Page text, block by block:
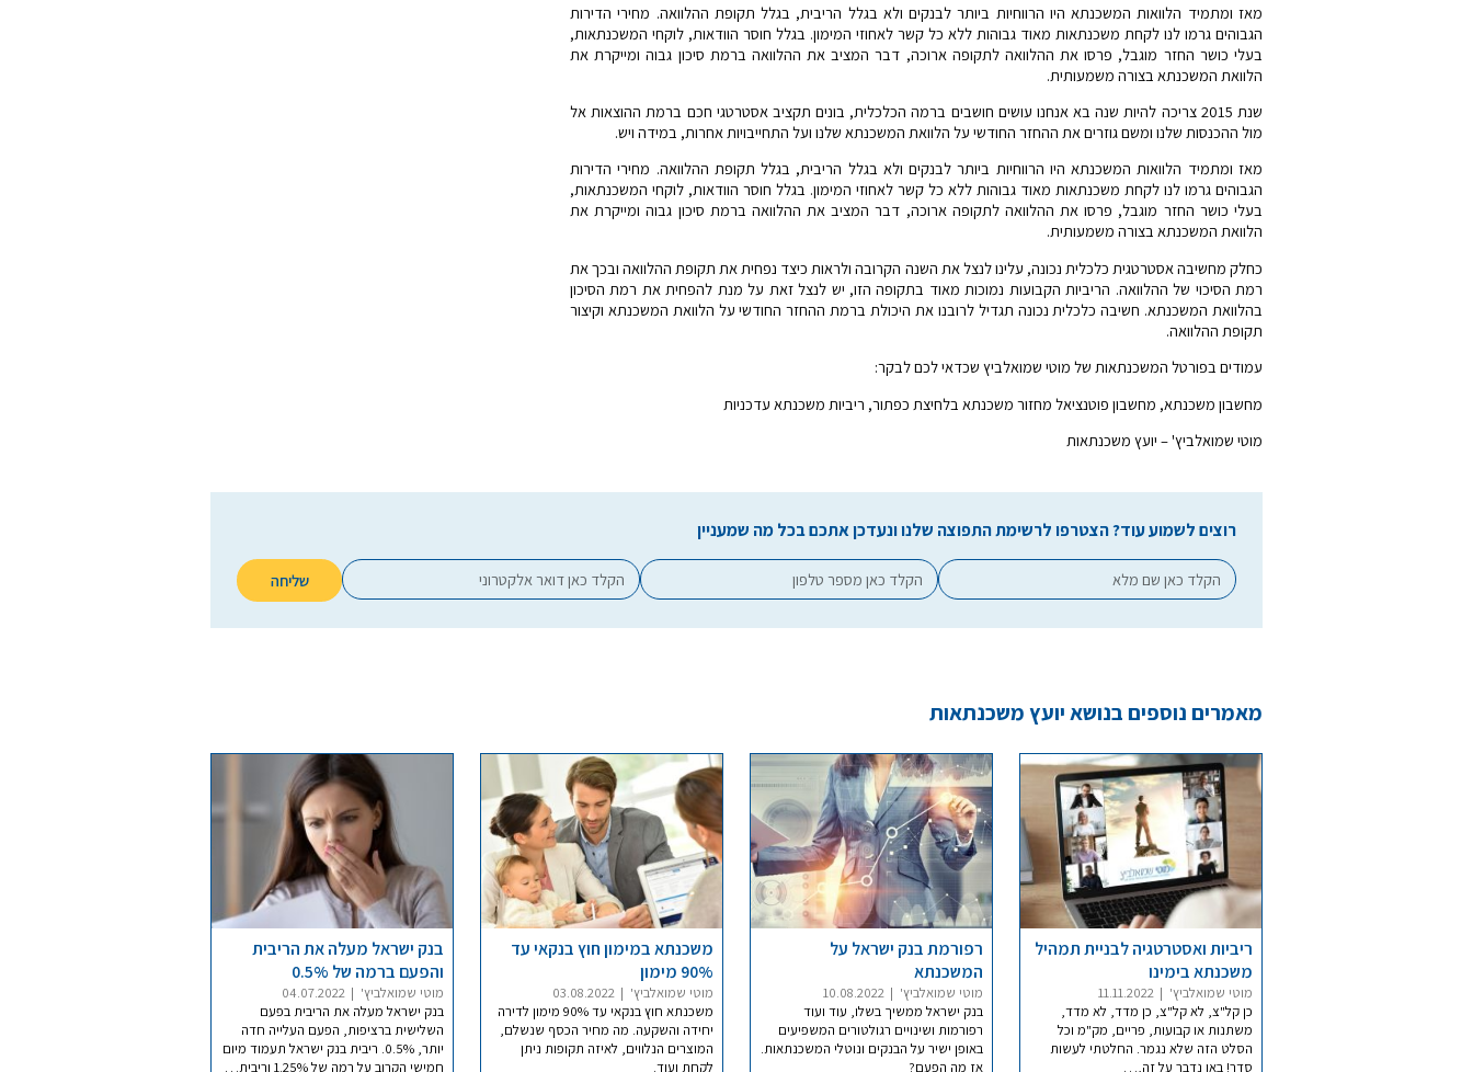
מאז ומתמיד הלוואות המשכנתא היו הרווחיות ביותר לבנקים ולא בגלל הריבית, בגלל תקופת ההלוואה. מחירי הדירות
הגבוהים גרמו לנו לקחת משכנתאות מאוד גבוהות ללא כל קשר לאחוזי המימון. בגלל חוסר הוודאות, לוקחי המשכנתאות,
בעלי כושר החזר מוגבל, פרסו את ההלוואה לתקופה ארוכה, דבר המציב את ההלוואה ברמת סיכון גבוה ומייקרת את
הלוואת המשכנתא בצורה משמעותית.
שנת 2015 צריכה להיות שנה בא אנחנו עושים חושבים ברמה הכלכלית, בונים תקציב אסטרטגי חכם ברמת ההוצאות אל
מול ההכנסות שלנו ומשם גוזרים את ההחזר החודשי על הלוואת המשכנתא שלנו ועל התחייבויות אחרות, במידה ויש.
מאז ומתמיד הלוואות המשכנתא היו הרווחיות ביותר לבנקים ולא בגלל הריבית, בגלל תקופת ההלוואה. מחירי הדירות
הגבוהים גרמו לנו לקחת משכנתאות מאוד גבוהות ללא כל קשר לאחוזי המימון. בגלל חוסר הוודאות, לוקחי המשכנתאות,
בעלי כושר החזר מוגבל, פרסו את ההלוואה לתקופה ארוכה, דבר המציב את ההלוואה ברמת סיכון גבוה ומייקרת את
הלוואת המשכנתא בצורה משמעותית.
כחלק מחשיבה אסטרטגית כלכלית נכונה, עלינו לנצל את השנה הקרובה ולראות כיצד נפחית את תקופת ההלוואה ובכך את
רמת הסיכוי של ההלוואה. הריביות הקבועות נמוכות מאוד בתקופה הזו, יש לנצל זאת על מנת להפחית את רמת הסיכון
בהלוואת המשכנתא. חשיבה כלכלית נכונה תגדיל לרובנו את היכולת ברמת ההחזר החודשי על הלוואת המשכנתא וקיצור
תקופת ההלוואה.
עמודים בפורטל המשכנתאות של מוטי שמואלביץ שכדאי לכם לבקר:
מחשבון משכנתא, מחשבון פוטנציאל מחזור משכנתא בלחיצת כפתור, ריביות משכנתא עדכניות
מוטי שמואלביץ' – יועץ משכנתאות
רוצים לשמוע עוד? הצטרפו לרשימת התפוצה שלנו ונעדכן אתכם בכל מה שמעניין
מאמרים נוספים בנושא יועץ משכנתאות
ריביות ואסטרטגיה לבניית תמהיל
משכנתא בימינו
מוטי שמואלביץ' |
11.11.2022
כן קל"צ, לא קל"צ, כן מדד, לא מדד,
משתנות או קבועות, פריים, מק"מ וכל
הסלט הזה שלא נגמר. החלטתי לעשות
סדר! באו נדבר על זה,…
רפורמת בנק ישראל על
המשכנתא
מוטי שמואלביץ' |
10.08.2022
בנק ישראל ממשיך בשלו, עוד ועוד
רפורמות ושינויים רגולטורים המשפיעים
באופן ישיר על הבנקים ונוטלי המשכנתאות.
אז מה הפעם?
משכנתא במימון חוץ בנקאי עד
90% מימון
מוטי שמואלביץ' |
03.08.2022
משכנתא חוץ בנקאי עד 90% מימון לדירה
יחידה והשקעה. מה מחיר הכסף שנשלם,
המוצרים הנלווים, לאיזה תקופות ניתן
לקחת ועוד.
בנק ישראל מעלה את הריבית
והפעם ברמה של 0.5%
מוטי שמואלביץ' |
04.07.2022
בנק ישראל מעלה את הריבית בפעם
השלישית ברציפות, הפעם העלייה חדה
יותר, 0.5%. ריבית בנק ישראל תעמוד מיום
חמישי הקרוב על רמה של 1.25% וריבית…